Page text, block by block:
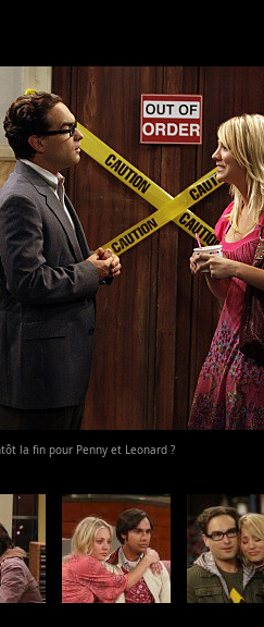
la fin pour Penny et Leonard ?